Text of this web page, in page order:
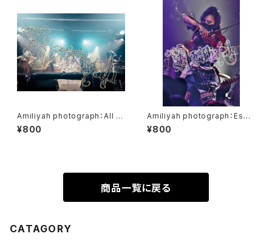
Amiliyah photograph：All m
ember No.11～No.18
¥800
Amiliyah photograph：Eschi
ka No.1～No.10
¥800
商品一覧に戻る
CATAGORY